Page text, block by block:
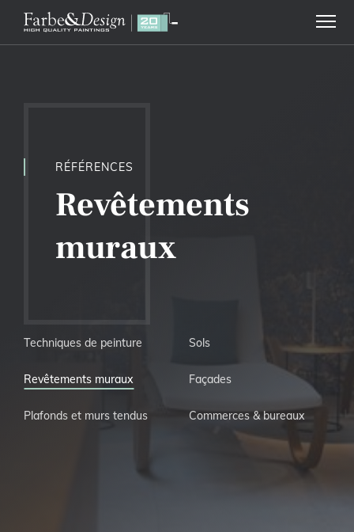
RÉFÉRENCES
Revêtements
muraux
Techniques de peinture
Revêtements muraux
Plafonds et murs tendus
Sols
Façades
Commerces & bureaux